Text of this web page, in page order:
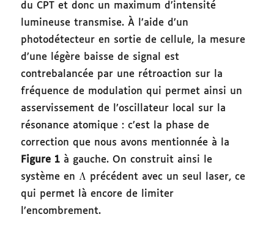
du CPT et donc un maximum d’intensité
lumineuse transmise. À l’aide d’un
photodétecteur en sortie de cellule, la mesure
d’une légère baisse de signal est
contrebalancée par une rétroaction sur la
fréquence de modulation qui permet ainsi un
asservissement de l’oscillateur local sur la
résonance atomique : c’est la phase de
correction que nous avons mentionnée à la
Figure 1 à gauche. On construit ainsi le
système en
précédent avec un seul laser, ce
qui permet là encore de limiter
l’encombrement.